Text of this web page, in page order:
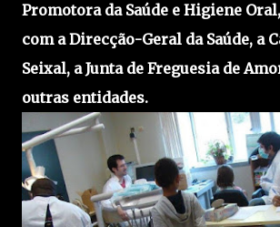
Promotora da Saúde e Higiene
com a Direcção-Geral da Saúde, a
Seixal, a Junta de Freguesia de
outras entidades.